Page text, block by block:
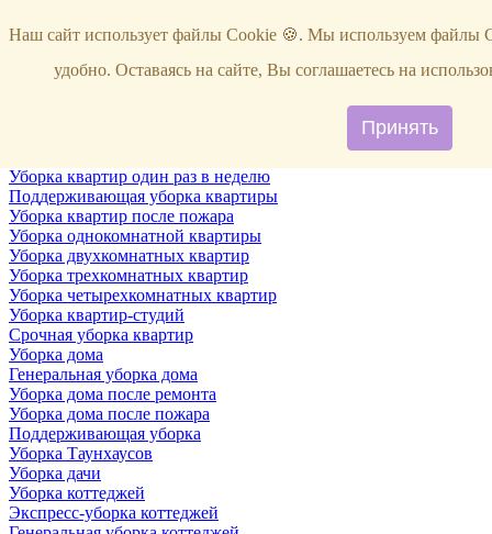
Уборка
Уборка снега
Уборка квартир один раз в неделю
Поддерживающая уборка квартиры
Уборка квартир после пожара
Уборка однокомнатной квартиры
Уборка двухкомнатных квартир
Уборка трехкомнатных квартир
Уборка четырехкомнатных квартир
Уборка квартир-студий
Срочная уборка квартир
Уборка дома
Генеральная уборка дома
Уборка дома после ремонта
Уборка дома после пожара
Поддерживающая уборка
Уборка Таунхаусов
Уборка дачи
Уборка коттеджей
Экспресс-уборка коттеджей
Наш сайт использует файлы Cookie 🍪. Мы используем файлы
удобно. Оставаясь на сайте, Вы соглашаетесь на
Принять